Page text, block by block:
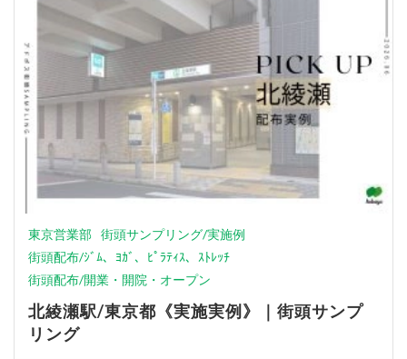
東京営業部 街頭サンプリング/実施例
街頭配布/ｼﾞﾑ、ﾖｶﾞ、ﾋﾟﾗﾃｨｽ、ｽﾄﾚｯﾁ
街頭配布/開業・開院・オープン
北綾瀬駅/東京都《実施実例》｜街頭サンプ
リング